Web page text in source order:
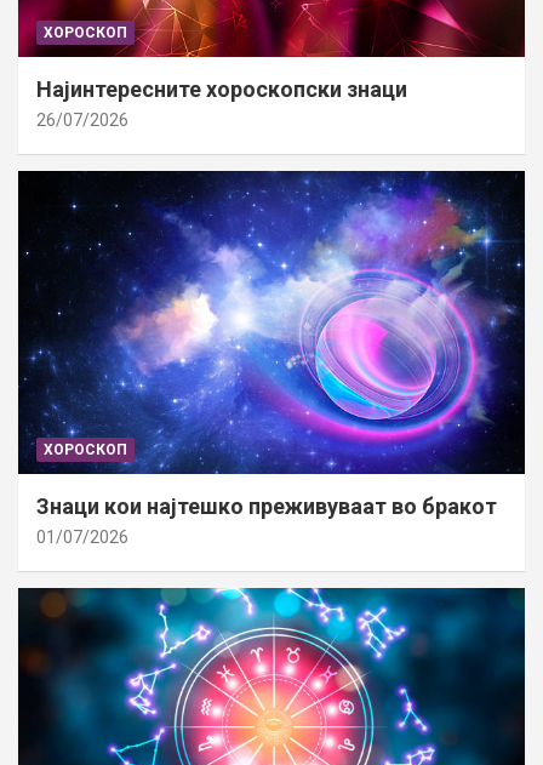
ХОРОСКОП
Најинтересните хороскопски знаци
26/07/2026
ХОРОСКОП
Знаци кои најтешко преживуваат во бракот
01/07/2026